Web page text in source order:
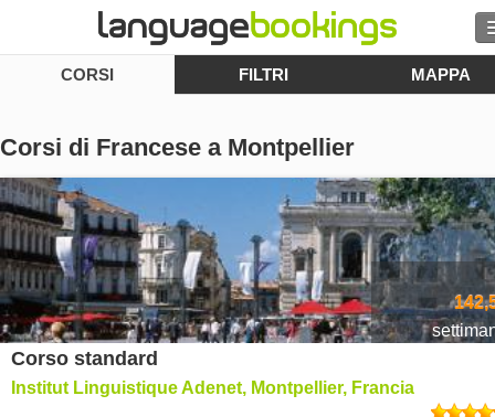
Cerca
SFOGLIARE
Entra
Aiuto
Valuta €
CORSI FILTRI MAPPA
Corsi di Francese a Montpellier
Corso standard
Institut Linguistique Adenet, Montpellier, Francia